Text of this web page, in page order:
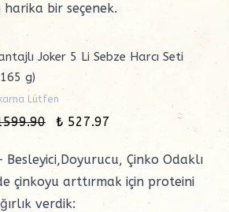
harika bir seçenek.
Joker 5 Li Sebze Harcı Seti
g)
Lütfen
₺ 527.97
Besleyici,Doyurucu, Çinko Odaklı
çinkoyu arttırmak için proteini
verdik: